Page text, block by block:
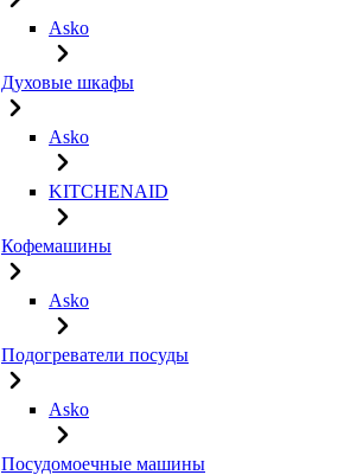
Asko
Духовые шкафы
Asko
KITCHENAID
Кофемашины
Asko
Подогреватели посуды
Asko
Посудомоечные машины